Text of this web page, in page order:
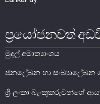
තිරසාර මූල්‍ය
නිරාකරණය
තැන්පතු රක්ෂණ
මූල්‍ය අන්තර්ගතභාවය
ප්‍රයෝජනවත්
මුදල් අමාත්‍යාංශය
ජනලේඛන හා සංඛ්‍යාලේඛන
ශ්‍රී ලංකා බැංකුකරුවන්ගේ